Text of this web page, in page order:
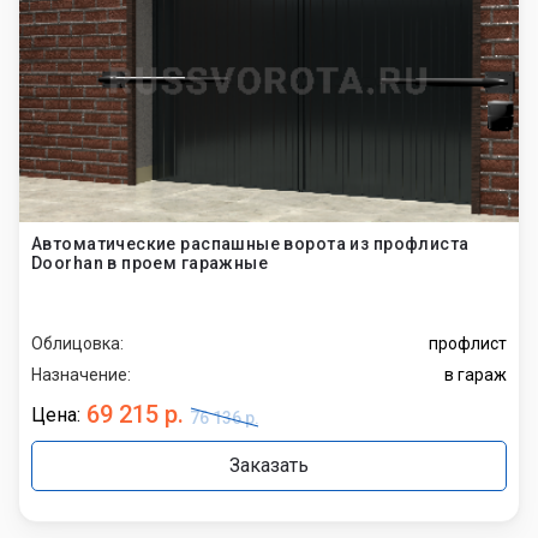
Автоматические распашные ворота из профлиста
Doorhan в проем гаражные
Облицовка:
профлист
Назначение:
в гараж
Цена: 69 215 р. 76 136 р.
Заказать